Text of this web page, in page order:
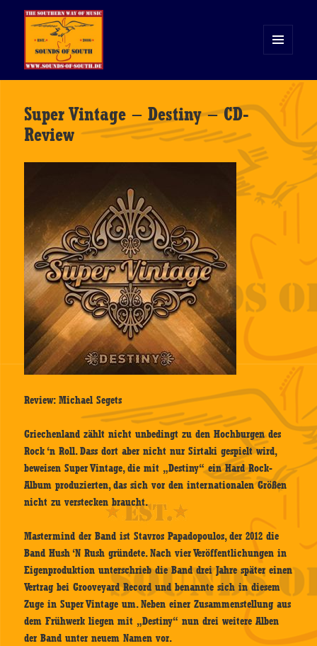
WIDGETS
Super Vintage – Destiny – CD-
Review
Review: Michael Segets
Griechenland zählt nicht unbedingt zu den Hochburgen des
Rock ‘n Roll. Dass dort aber nicht nur Sirtaki gespielt wird,
beweisen Super Vintage, die mit „Destiny“ ein Hard Rock-
Album produzierten, das sich vor den internationalen Größen
nicht zu verstecken braucht.
Mastermind der Band ist Stavros Papadopoulos, der 2012 die
Band Hush ‘N Rush gründete. Nach vier Veröffentlichungen in
Eigenproduktion unterschrieb die Band drei Jahre später einen
Vertrag bei Grooveyard Record und benannte sich in diesem
Zuge in Super Vintage um. Neben einer Zusammenstellung aus
dem Frühwerk liegen mit „Destiny“ nun drei weitere Alben
der Band unter neuem Namen vor.